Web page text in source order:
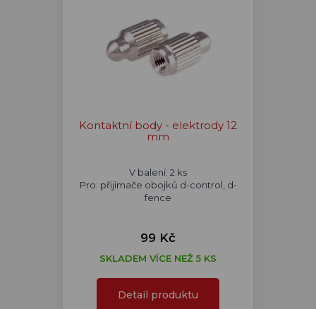
Kontaktní body - elektrody 12
mm
V balení: 2 ks
Pro: přijímače obojků d-control, d-
fence
99 Kč
SKLADEM VÍCE NEŽ 5 KS
Detail produktu